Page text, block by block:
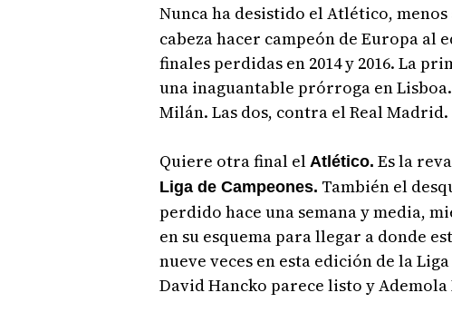
Nunca ha desistido el Atlético, menos
cabeza hacer campeón de Europa al
finales perdidas en 2014 y 2016. La
una inaguantable prórroga en
Milán. Las dos, contra el Real Madrid.
Quiere otra final el Atlético. Es la
Liga de Campeones. También el
perdido hace una semana y media,
en su esquema para llegar a donde
nueve veces en esta edición de la
David Hancko parece listo y